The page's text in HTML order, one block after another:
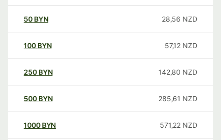
50 BYN 28,56 NZD
100 BYN 57,12 NZD
250 BYN 142,80 NZD
500 BYN 285,61 NZD
1000 BYN 571,22 NZD